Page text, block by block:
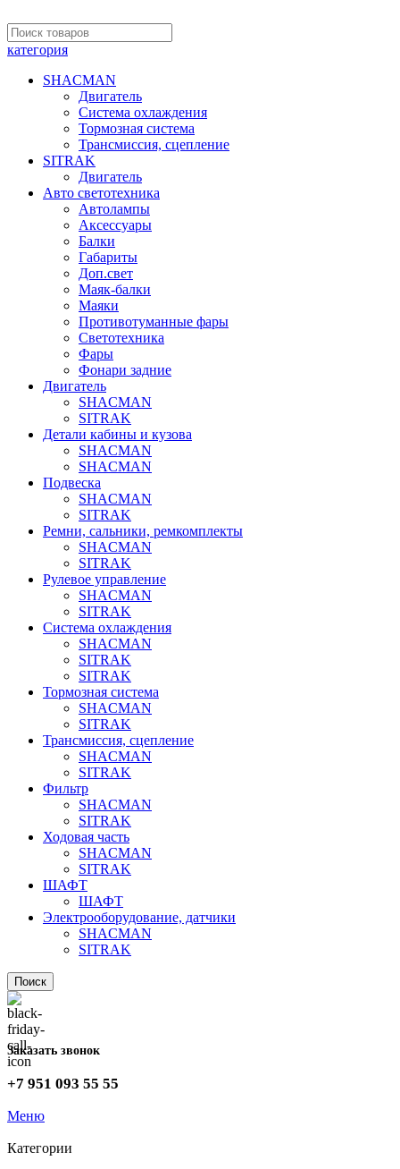
категория
SHACMAN
Двигатель
Система охлаждения
Тормозная система
Трансмиссия, сцепление
SITRAK
Двигатель
Авто светотехника
Автолампы
Аксессуары
Балки
Габариты
Доп.свет
Маяк-балки
Маяки
Противотуманные фары
Светотехника
Фары
Фонари задние
Двигатель
SHACMAN
SITRAK
Детали кабины и кузова
SHACMAN
SHACMAN
Подвеска
SHACMAN
SITRAK
Ремни, сальники, ремкомплекты
SHACMAN
SITRAK
Рулевое управление
SHACMAN
SITRAK
Система охлаждения
SHACMAN
SITRAK
SITRAK
Тормозная система
SHACMAN
SITRAK
Трансмиссия, сцепление
SHACMAN
SITRAK
Фильтр
SHACMAN
SITRAK
Ходовая часть
SHACMAN
SITRAK
ШАФТ
ШАФТ
Электрооборудование, датчики
SHACMAN
SITRAK
Поиск
Заказать звонок
+7 951 093 55 55
Меню
Категории